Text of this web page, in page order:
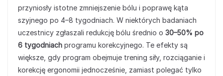
przyniosły istotne zmniejszenie bólu i poprawę kąta
szyjnego po 4–8 tygodniach. W niektórych badaniach
uczestnicy zgłaszali redukcję bólu średnio o 30–50% po
6 tygodniach programu korekcyjnego. Te efekty są
większe, gdy program obejmuje trening siły, rozciąganie i
korekcję ergonomii jednocześnie, zamiast polegać tylko